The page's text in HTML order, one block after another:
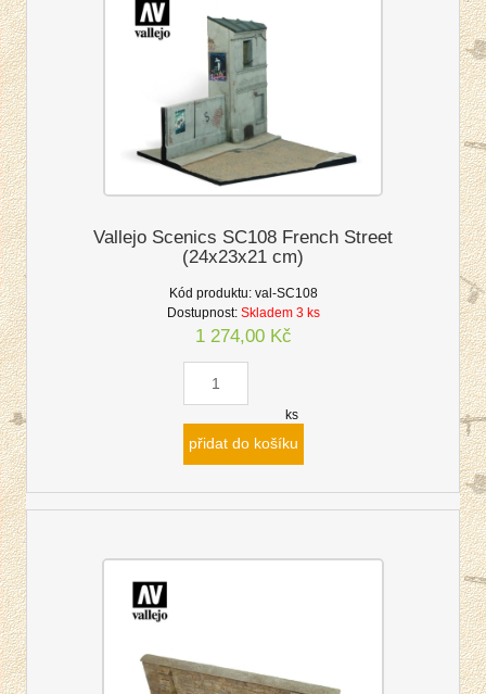
Vallejo Scenics SC108 French Street
(24x23x21 cm)
Kód produktu: val-SC108
Dostupnost: Skladem 3 ks
1 274,00 Kč
ks
přidat do košíku